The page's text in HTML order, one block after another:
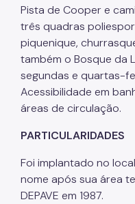
Produtos Perigosos
TCA - Termo de
Motogeradores
Defesa e
TAC - Termo de
Pista de Cooper e
três quadras
piquenique,
também o Bosque da
segundas e quartas-
Acessibilidade em
áreas de circulação.
PARTICULARIDADES
Foi implantado no
nome após sua área
DEPAVE em 1987.